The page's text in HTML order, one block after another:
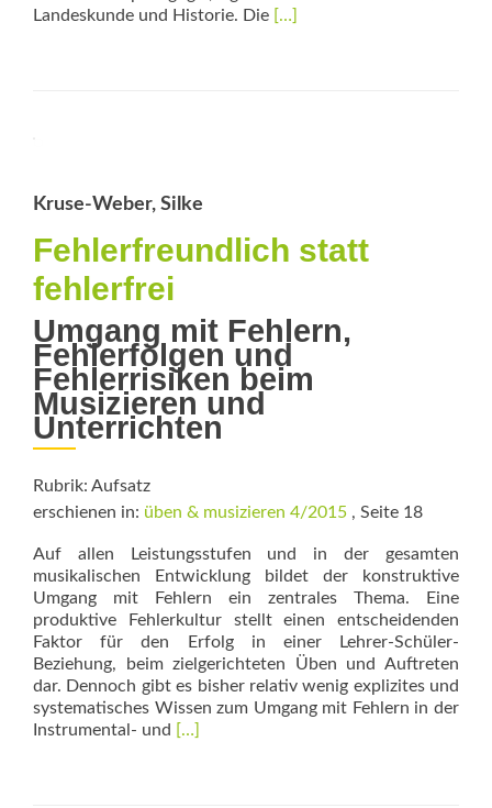
Landeskunde und Historie. Die Read
[…]
Kruse-Weber, Silke
Fehlerfreundlich statt
fehlerfrei
Umgang mit Fehlern,
Fehlerfolgen und
Fehlerrisiken beim
Musizieren und
Unterrichten
Rubrik: Aufsatz
erschienen in: üben & musizieren 4/2015 , Seite 18
Auf allen Leistungsstufen und in der gesamten
musikalischen Entwicklung bildet der konstruktive
Umgang mit Fehlern ein zentrales Thema. Eine
produktive Fehlerkultur stellt einen entscheidenden
Faktor für den Erfolg in einer Lehrer-Schüler-
Beziehung, beim zielgerichteten Üben und Auftreten
dar. Dennoch gibt es bisher relativ wenig explizites und
systematisches Wissen zum Umgang mit Fehlern in der
Instrumental- und Read
[…]